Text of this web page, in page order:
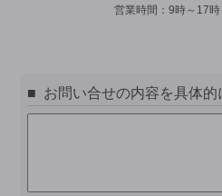
営業時間： 9時～17時
お問い合せの内容を具体的